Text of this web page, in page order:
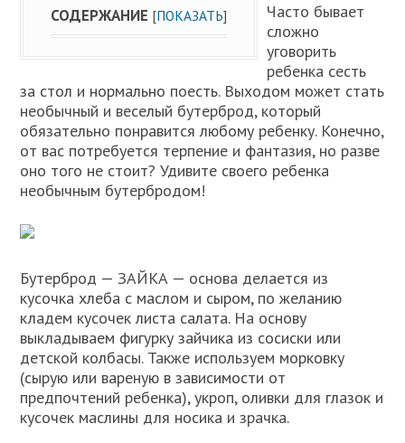
СОДЕРЖАНИЕ [ПОКАЗАТЬ]
Часто бывает
сложно
уговорить
ребенка сесть
за стол и нормально поесть. Выходом может стать
необычный и веселый бутерброд, который
обязательно понравится любому ребенку. Конечно,
от вас потребуется терпение и фантазия, но разве
оно того не стоит? Удивите своего ребенка
необычным бутербродом!
Бутерброд — ЗАЙКА — основа делается из
кусочка хлеба с маслом и сыром, по желанию
кладем кусочек листа салата. На основу
выкладываем фигурку зайчика из сосиски или
детской колбасы. Также используем морковку
(сырую или вареную в зависимости от
предпочтений ребенка), укроп, оливки для глазок и
кусочек маслины для носика и зрачка.